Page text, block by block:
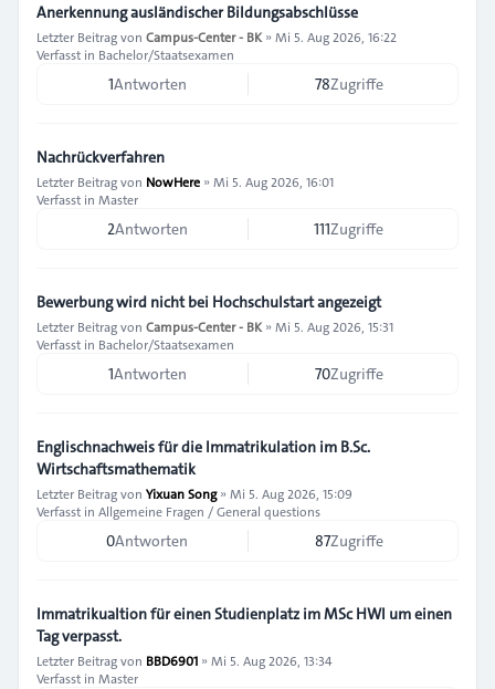
Anerkennung ausländischer Bildungsabschlüsse
Letzter Beitrag von Campus-Center - BK» Mi 5. Aug 2026, 16:22
Verfasst in Bachelor/Staatsexamen
1Antworten 78Zugriffe
Nachrückverfahren
Letzter Beitrag von NowHere » Mi 5. Aug 2026, 16:01
Verfasst in Master
2Antworten 111Zugriffe
Bewerbung wird nicht bei Hochschulstart angezeigt
Letzter Beitrag von Campus-Center - BK» Mi 5. Aug 2026, 15:31
Verfasst in Bachelor/Staatsexamen
1Antworten 70Zugriffe
Englischnachweis für die Immatrikulation im B.Sc.
Wirtschaftsmathematik
Letzter Beitrag von Yixuan Song» Mi 5. Aug 2026, 15:09
Verfasst in Allgemeine Fragen / General questions
0Antworten 87Zugriffe
Immatrikualtion für einen Studienplatz im MSc HWI um einen
Tag verpasst.
Letzter Beitrag von BBD6901 » Mi 5. Aug 2026, 13:34
Verfasst in Master